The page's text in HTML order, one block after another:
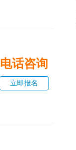
电话咨询
立即报名